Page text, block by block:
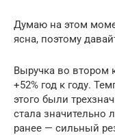
Думаю на этом
ясна, поэтому
Выручка во втором
+52% год к году.
этого были
стала значительно
ранее — сильный